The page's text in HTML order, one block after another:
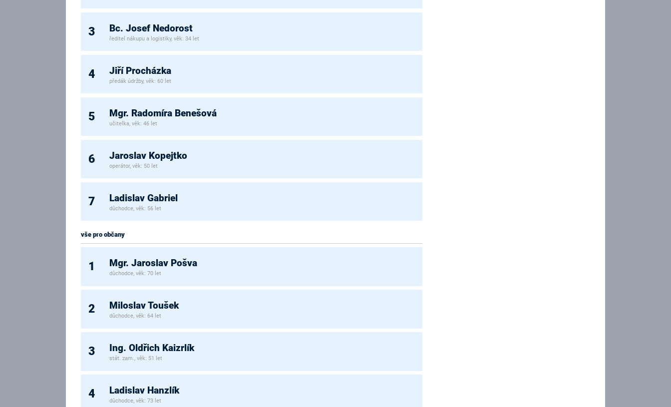
3 Bc. Josef Nedorost
ředitel nákupu a logistiky, věk: 34 let
4 Jiří Procházka
předák údržby, věk: 60 let
5 Mgr. Radomíra Benešová
učitelka, věk: 46 let
6 Jaroslav Kopejtko
operátor, věk: 50 let
7 Ladislav Gabriel
důchodce, věk: 56 let
vše pro občany
1 Mgr. Jaroslav Pošva
důchodce, věk: 70 let
2 Miloslav Toušek
důchodce, věk: 64 let
3 Ing. Oldřich Kaizrlík
stát. zam., věk: 51 let
4 Ladislav Hanzlík
důchodce, věk: 73 let